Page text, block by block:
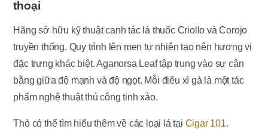
thoại
Hãng sở hữu kỹ thuật canh tác lá thuốc Criollo và Corojo
truyền thống. Quy trình lên men tự nhiên tạo nên hương vị
đặc trưng khác biệt. Aganorsa Leaf tập trung vào sự cân
bằng giữa độ mạnh và độ ngọt. Mỗi điếu xì gà là một tác
phẩm nghệ thuật thủ công tinh xảo.
Thỏ có thể tìm hiểu thêm về các loại lá tại Cigar 101.